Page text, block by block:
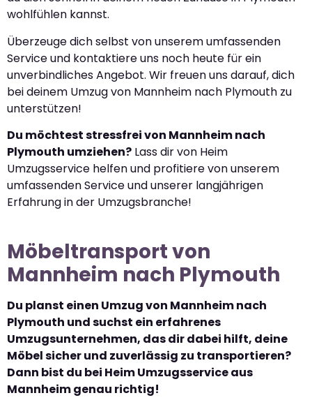
wohlfühlen kannst.
Überzeuge dich selbst von unserem umfassenden
Service und kontaktiere uns noch heute für ein
unverbindliches Angebot. Wir freuen uns darauf, dich
bei deinem Umzug von Mannheim nach Plymouth zu
unterstützen!
Du möchtest stressfrei von Mannheim nach
Plymouth umziehen? Lass dir von Heim
Umzugsservice helfen und profitiere von unserem
umfassenden Service und unserer langjährigen
Erfahrung in der Umzugsbranche!
Möbeltransport von
Mannheim nach Plymouth
Du planst einen Umzug von Mannheim nach
Plymouth und suchst ein erfahrenes
Umzugsunternehmen, das dir dabei hilft, deine
Möbel sicher und zuverlässig zu transportieren?
Dann bist du bei Heim Umzugsservice aus
Mannheim genau richtig!